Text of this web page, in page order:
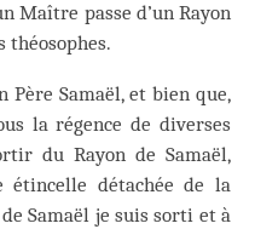
Maître passe d’un Rayon
théosophes.
Père Samaël, et bien que,
la régence de diverses
du Rayon de Samaël,
étincelle détachée de la
Samaël je suis sorti et à